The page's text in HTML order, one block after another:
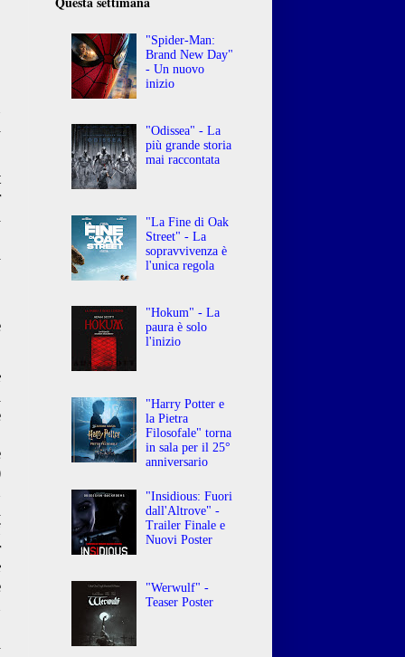
"Spider-Man:
Brand New Day"
- Un nuovo
inizio
"Odissea" - La
più grande storia
mai raccontata
"La Fine di Oak
Street" - La
sopravvivenza è
l'unica regola
"Hokum" - La
paura è solo
l'inizio
"Harry Potter e
la Pietra
Filosofale" torna
in sala per il 25°
anniversario
"Insidious: Fuori
dall'Altrove" -
Trailer Finale e
Nuovi Poster
"Werwulf" -
Teaser Poster